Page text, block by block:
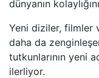
HABER
dünyanın
Yeni diziler, filmler
daha da
tutkunlarının yeni
ilerliyor.